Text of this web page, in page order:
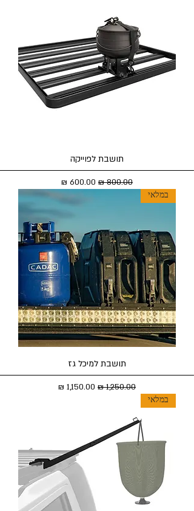
תושבת לפוייקה
מחיר רגיל מחיר מבצע
במלאי
תושבת למיכל גז
מחיר רגיל מחיר מבצע
במלאי